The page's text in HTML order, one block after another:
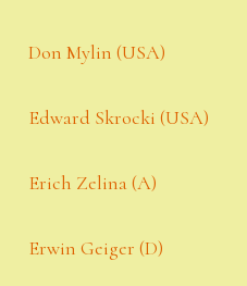
Don Mylin (USA)
Edward Skrocki (USA)
Erich Zelina (A)
Erwin Geiger (D)